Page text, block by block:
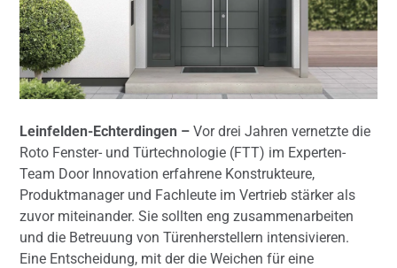
Leinfelden-Echterdingen – Vor drei Jahren vernetzte die
Roto Fenster- und Türtechnologie (FTT) im Experten-
Team Door Innovation erfahrene Konstrukteure,
Produktmanager und Fachleute im Vertrieb stärker als
zuvor miteinander. Sie sollten eng zusammenarbeiten
und die Betreuung von Türenherstellern intensivieren.
Eine Entscheidung, mit der die Weichen für eine